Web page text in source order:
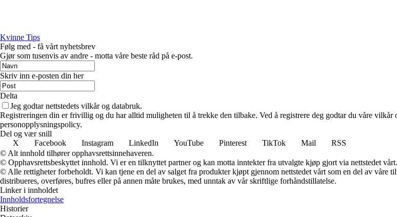
Kvinne Tips
Følg med - få vårt nyhetsbrev
Gjør som tusenvis av andre - motta våre beste råd på e-post.
Skriv inn e-posten din her
Delta
Jeg godtar nettstedets vilkår og databruk.
Registreringen din er frivillig og du har alltid muligheten til å trekke den tilbake. Ved å registrere deg godtar du våre
personopplysningspolicy.
Del og vær snill
X
Facebook Instagram LinkedIn YouTube Pinterest TikTok Mail
RSS
© Alt innhold tilhører opphavsrettsinnehaveren.
© Opphavsrettsbeskyttet innhold. Vi er en tilknyttet partner og kan motta inntekter fra utvalgte kjøp gjort via nettstedet vårt.
© Alle rettigheter forbeholdt. Vi kan tjene en del av salget fra produkter kjøpt gjennom nettstedet vårt som en del av våre
distribueres, overføres, bufres eller på annen måte brukes, med unntak av vår skriftlige forhåndstillatelse.
Linker i innholdet
Innholdsfortegnelse
Historier